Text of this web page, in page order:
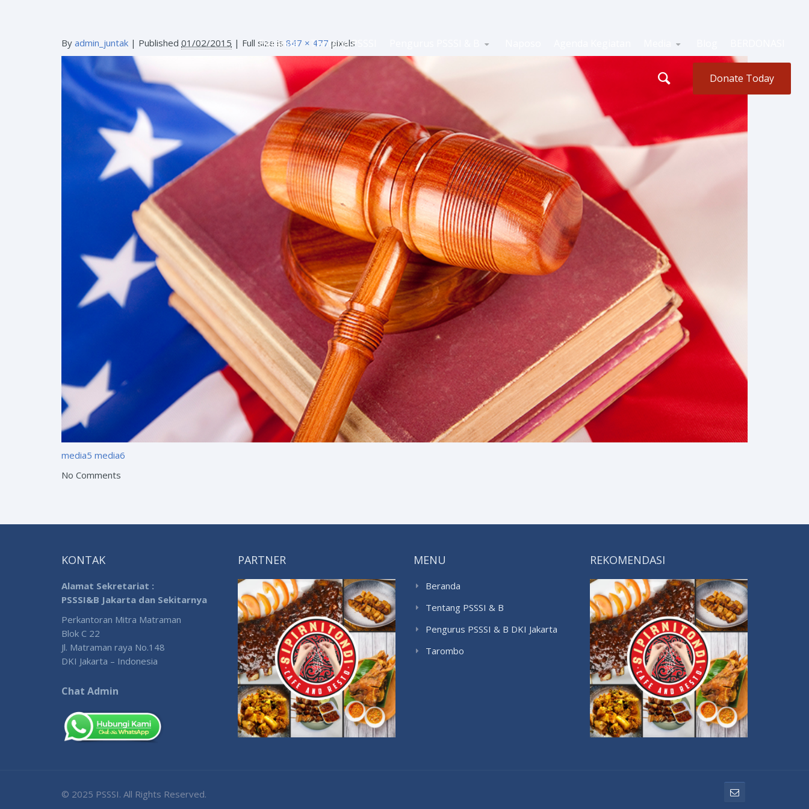
Beranda Tentang PSSSI
Donate Today
By admin_juntak | Published 01/02/2015 | Full size is 847 × 477 pixels
media5 media6
No Comments
KONTAK
Alamat Sekretariat :
PSSSI&B Jakarta dan Sekitarnya
Perkantoran Mitra Matraman
Blok C 22
Jl. Matraman raya No.148
DKI Jakarta – Indonesia
Chat Admin
PARTNER MENU
Beranda
Tentang PSSSI & B
Pengurus PSSSI & B DKI Jakarta
Tarombo
REKOMENDASI
© 2025 PSSSI. All Rights Reserved.